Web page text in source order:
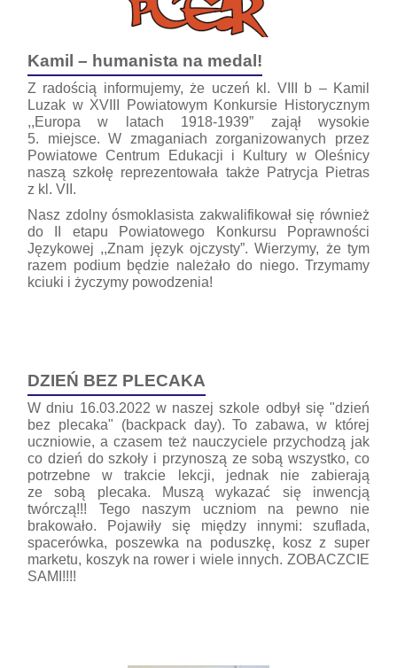
Kamil – humanista na medal!
Z radością informujemy, że uczeń kl. VIII b – Kamil
Luzak w XVIII Powiatowym Konkursie Historycznym
,,Europa w latach 1918-1939” zajął wysokie
5. miejsce. W zmaganiach zorganizowanych przez
Powiatowe Centrum Edukacji i Kultury w Oleśnicy
naszą szkołę reprezentowała także Patrycja Pietras
z kl. VII.
Nasz zdolny ósmoklasista zakwalifikował się również
do II etapu Powiatowego Konkursu Poprawności
Językowej ,,Znam język ojczysty”. Wierzymy, że tym
razem podium będzie należało do niego. Trzymamy
kciuki i życzymy powodzenia!
DZIEŃ BEZ PLECAKA
W dniu 16.03.2022 w naszej szkole odbył się "dzień
bez plecaka" (backpack day). To zabawa, w której
uczniowie, a czasem też nauczyciele przychodzą jak
co dzień do szkoły i przynoszą ze sobą wszystko, co
potrzebne w trakcie lekcji, jednak nie zabierają
ze sobą plecaka. Muszą wykazać się inwencją
twórczą!!! Tego naszym uczniom na pewno nie
brakowało. Pojawiły się między innymi: szuflada,
spacerówka, poszewka na poduszkę, kosz z super
marketu, koszyk na rower i wiele innych. ZOBACZCIE
SAMI!!!!